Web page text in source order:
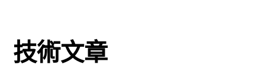
技術文章